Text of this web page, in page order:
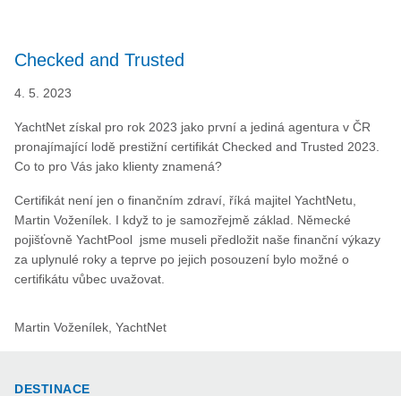
Checked and Trusted
4. 5. 2023
YachtNet získal pro rok 2023 jako první a jediná agentura v ČR
pronajímající lodě prestižní certifikát Checked and Trusted 2023.
Co to pro Vás jako klienty znamená?
Certifikát není jen o finančním zdraví, říká majitel YachtNetu,
Martin Voženílek. I když to je samozřejmě základ. Německé
pojišťovně YachtPool jsme museli předložit naše finanční výkazy
za uplynulé roky a teprve po jejich posouzení bylo možné o
certifikátu vůbec uvažovat.
Martin Voženílek, YachtNet
DESTINACE